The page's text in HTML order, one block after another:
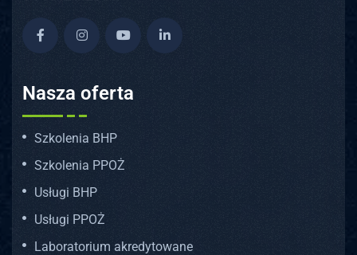
Nasza oferta
Szkolenia BHP
Szkolenia PPOŻ
Usługi BHP
Usługi PPOŻ
Laboratorium akredytowane